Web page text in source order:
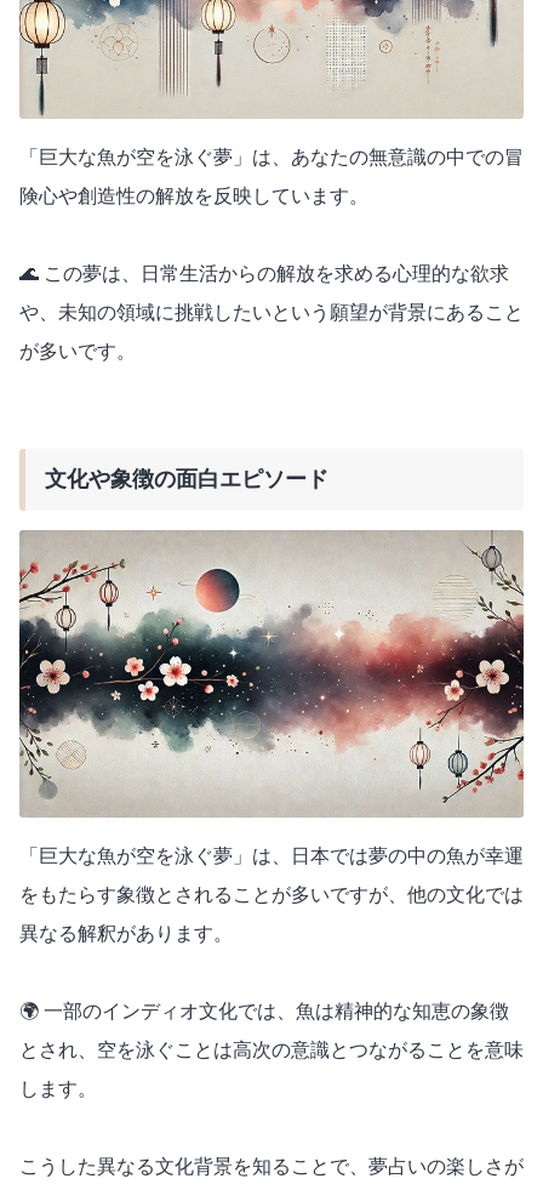
「巨大な魚が空を泳ぐ夢」は、あなたの無意識の中での冒
険心や創造性の解放を反映しています。
🌊 この夢は、日常生活からの解放を求める心理的な欲求
や、未知の領域に挑戦したいという願望が背景にあること
が多いです。
文化や象徴の面白エピソード
「巨大な魚が空を泳ぐ夢」は、日本では夢の中の魚が幸運
をもたらす象徴とされることが多いですが、他の文化では
異なる解釈があります。
🌍 一部のインディオ文化では、魚は精神的な知恵の象徴
とされ、空を泳ぐことは高次の意識とつながることを意味
します。
こうした異なる文化背景を知ることで、夢占いの楽しさが